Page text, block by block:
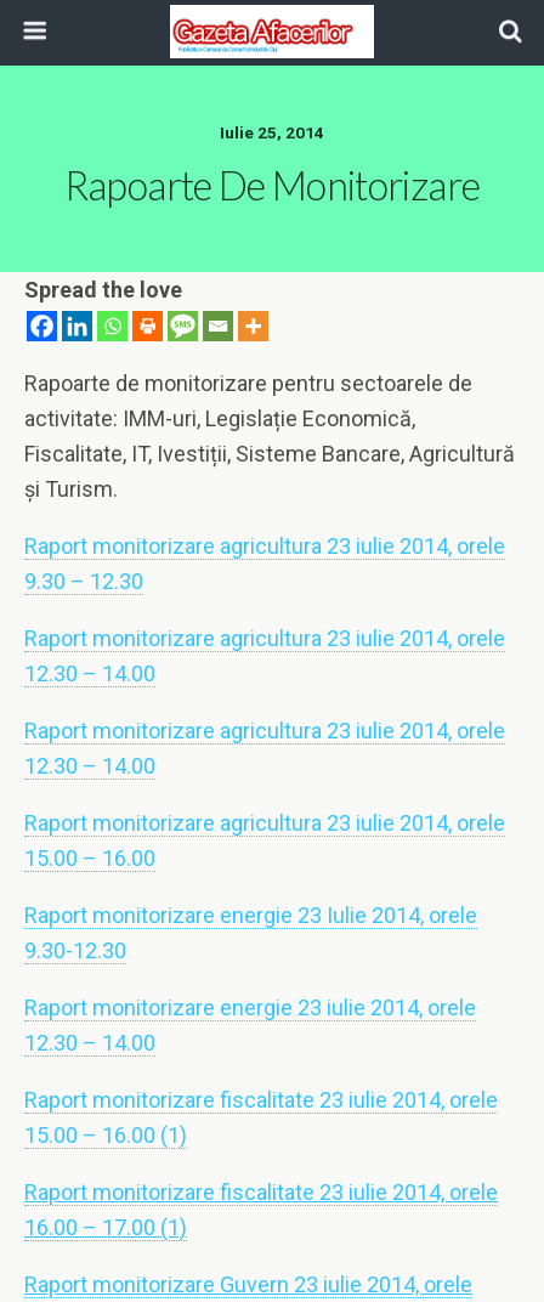
Iulie 25, 2014
Rapoarte De Monitorizare
Spread the love
Rapoarte de monitorizare pentru sectoarele de
activitate: IMM-uri, Legislație Economică,
Fiscalitate, IT, Ivestiții, Sisteme Bancare, Agricultură
și Turism.
Raport monitorizare agricultura 23 iulie 2014, orele
9.30 – 12.30
Raport monitorizare agricultura 23 iulie 2014, orele
12.30 – 14.00
Raport monitorizare agricultura 23 iulie 2014, orele
12.30 – 14.00
Raport monitorizare agricultura 23 iulie 2014, orele
15.00 – 16.00
Raport monitorizare energie 23 Iulie 2014, orele
9.30-12.30
Raport monitorizare energie 23 iulie 2014, orele
12.30 – 14.00
Raport monitorizare fiscalitate 23 iulie 2014, orele
15.00 – 16.00 (1)
Raport monitorizare fiscalitate 23 iulie 2014, orele
16.00 – 17.00 (1)
Raport monitorizare Guvern 23 iulie 2014, orele